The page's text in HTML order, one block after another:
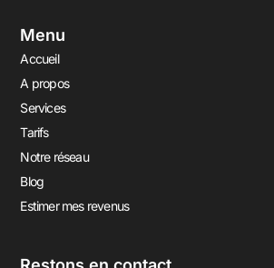
Menu
Accueil
A propos
Services
Tarifs
Notre réseau
Blog
Estimer mes revenus